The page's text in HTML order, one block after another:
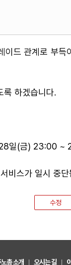
이드 관계로 부
록 하겠습니다.
일(금) 23:00 ~
비스가 일시 중단
수정
총 소개 오시는 길